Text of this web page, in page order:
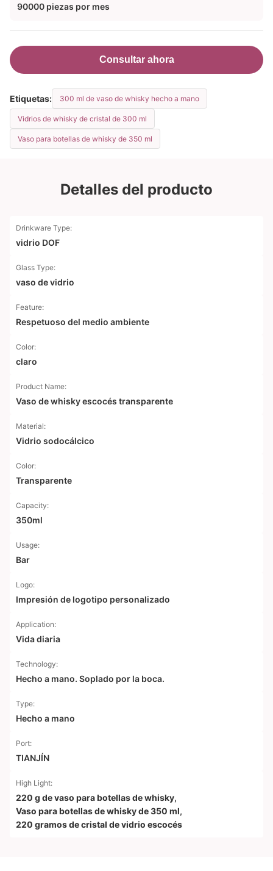
90000 piezas por mes
Consultar ahora
Etiquetas: 300 ml de vaso de whisky hecho a mano
Vidrios de whisky de cristal de 300 ml
Vaso para botellas de whisky de 350 ml
Detalles del producto
Drinkware Type:
vidrio DOF
Glass Type:
vaso de vidrio
Feature:
Respetuoso del medio ambiente
Color:
claro
Product Name:
Vaso de whisky escocés transparente
Material:
Vidrio sodocálcico
Color:
Transparente
Capacity:
350ml
Usage:
Bar
Logo:
Impresión de logotipo personalizado
Application:
Vida diaria
Technology:
Hecho a mano. Soplado por la boca.
Type:
Hecho a mano
Port:
TIANJÍN
High Light:
220 g de vaso para botellas de whisky,
Vaso para botellas de whisky de 350 ml,
220 gramos de cristal de vidrio escocés